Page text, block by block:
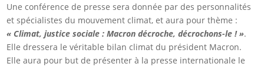
Une conférence de presse sera donnée par des personnalités
et spécialistes du mouvement climat, et aura pour thème :
« Climat, justice sociale : Macron décroche, décrochons-le ! ».
Elle dressera le véritable bilan climat du président Macron.
Elle aura pour but de présenter à la presse internationale le